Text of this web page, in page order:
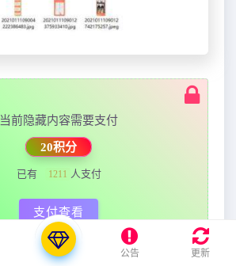
当前隐藏内容需要支付
20积分
已有 1211 人支付
支付查看
公告 更新